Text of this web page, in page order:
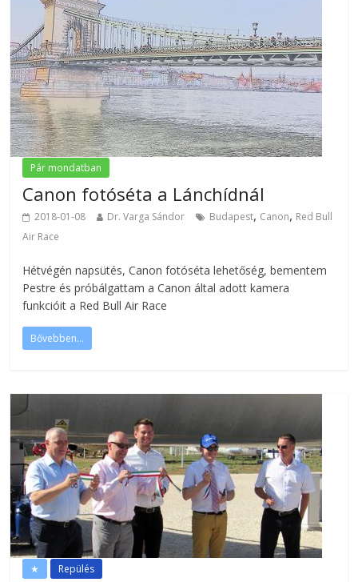
Pár mondatban
Canon fotóséta a Lánchídnál
2018-01-08 Dr. Varga Sándor Budapest, Canon, Red Bull
Air Race
Hétvégén napsütés, Canon fotóséta lehetőség, bementem
Pestre és próbálgattam a Canon által adott kamera
funkcióit a Red Bull Air Race
Bővebben...
★ Repülés